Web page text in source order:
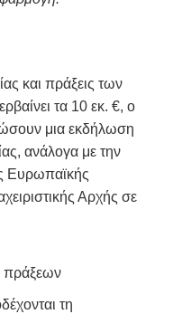
και πράξεις των
τα 10 εκ. €, ο
μια εκδήλωση
ανάλογα με την
Ευρωπαϊκής
Αρχής σε
τη